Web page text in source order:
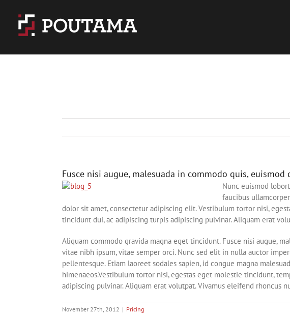
content
Fusce nisi augue, malesuada in commodo quis,
Nunc euismod
faucibus
dolor sit amet, consectetur adipiscing elit. Vestibulum tortor nisi,
tincidunt dui, ac adipiscing turpis adipiscing pulvinar. Aliquam erat
Aliquam commodo gravida magna eget tincidunt. Fusce nisi augue,
vitae nibh ipsum, vitae semper orci. Nunc sed elit in nulla auctor
pellentesque. Etiam laoreet sodales sapien, id congue magna
himenaeos.Vestibulum tortor nisi, egestas eget molestie tincidunt,
adipiscing pulvinar. Aliquam erat volutpat. Vivamus eleifend rhoncus
November 27th, 2012 | Pricing